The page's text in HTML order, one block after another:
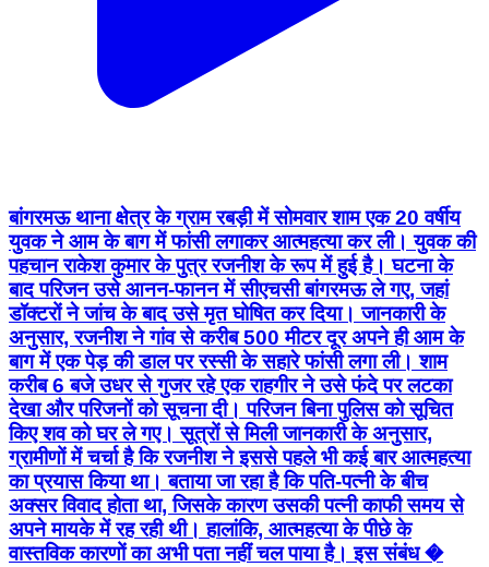
बांगरमऊ थाना क्षेत्र के ग्राम रबड़ी में सोमवार शाम एक 20 वर्षीय
युवक ने आम के बाग में फांसी लगाकर आत्महत्या कर ली। युवक की
पहचान राकेश कुमार के पुत्र रजनीश के रूप में हुई है। घटना के
बाद परिजन उसे आनन-फानन में सीएचसी बांगरमऊ ले गए, जहां
डॉक्टरों ने जांच के बाद उसे मृत घोषित कर दिया। जानकारी के
अनुसार, रजनीश ने गांव से करीब 500 मीटर दूर अपने ही आम के
बाग में एक पेड़ की डाल पर रस्सी के सहारे फांसी लगा ली। शाम
करीब 6 बजे उधर से गुजर रहे एक राहगीर ने उसे फंदे पर लटका
देखा और परिजनों को सूचना दी। परिजन बिना पुलिस को सूचित
किए शव को घर ले गए। सूत्रों से मिली जानकारी के अनुसार,
ग्रामीणों में चर्चा है कि रजनीश ने इससे पहले भी कई बार आत्महत्या
का प्रयास किया था। बताया जा रहा है कि पति-पत्नी के बीच
अक्सर विवाद होता था, जिसके कारण उसकी पत्नी काफी समय से
अपने मायके में रह रही थी। हालांकि, आत्महत्या के पीछे के
वास्तविक कारणों का अभी पता नहीं चल पाया है। इस संबंध �